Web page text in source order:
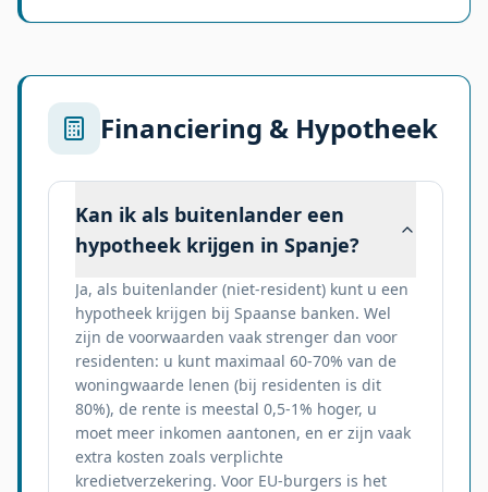
Financiering & Hypotheek
Kan ik als buitenlander een
hypotheek krijgen in Spanje?
Ja, als buitenlander (niet-resident) kunt u een
hypotheek krijgen bij Spaanse banken. Wel
zijn de voorwaarden vaak strenger dan voor
residenten: u kunt maximaal 60-70% van de
woningwaarde lenen (bij residenten is dit
80%), de rente is meestal 0,5-1% hoger, u
moet meer inkomen aantonen, en er zijn vaak
extra kosten zoals verplichte
kredietverzekering. Voor EU-burgers is het